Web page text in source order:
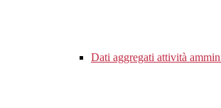
Dati aggregati attività